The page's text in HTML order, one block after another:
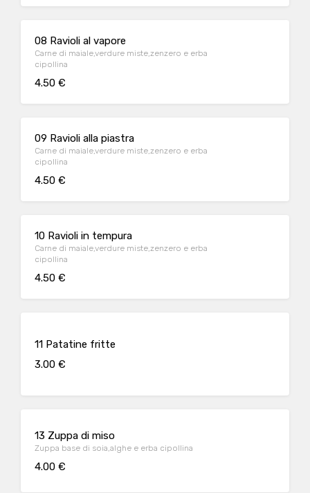
08 Ravioli al vapore
Carne di maiale,verdure miste,zenzero e erba
cipollina
4.50 €
09 Ravioli alla piastra
Carne di maiale,verdure miste,zenzero e erba
cipollina
4.50 €
10 Ravioli in tempura
Carne di maiale,verdure miste,zenzero e erba
cipollina
4.50 €
11 Patatine fritte
3.00 €
13 Zuppa di miso
Zuppa base di soia,alghe e erba cipollina
4.00 €